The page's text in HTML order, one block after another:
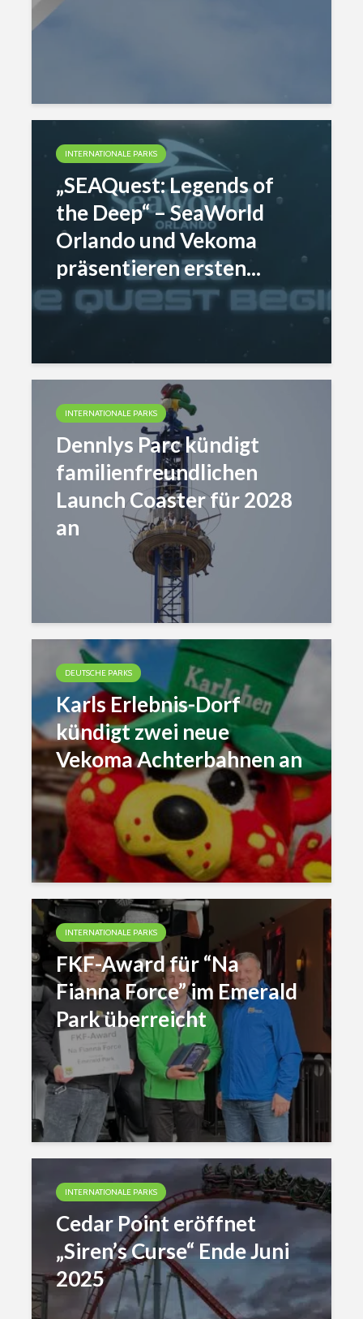
INTERNATIONALE PARKS
„SEAQuest: Legends of
the Deep“ – SeaWorld
Orlando und Vekoma
präsentieren ersten...
INTERNATIONALE PARKS
Dennlys Parc kündigt
familienfreundlichen
Launch Coaster für 2028
an
DEUTSCHE PARKS
Karls Erlebnis-Dorf
kündigt zwei neue
Vekoma Achterbahnen an
INTERNATIONALE PARKS
FKF-Award für “Na
Fianna Force” im Emerald
Park überreicht
INTERNATIONALE PARKS
Cedar Point eröffnet
„Siren’s Curse“ Ende Juni
2025